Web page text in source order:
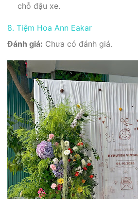
chỗ đậu xe.
8. Tiệm Hoa Ann Eakar
Đánh giá: Chưa có đánh giá.